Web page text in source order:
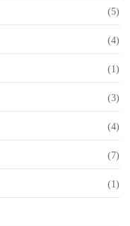
(5)
(4)
(1)
(3)
(4)
(7)
(1)